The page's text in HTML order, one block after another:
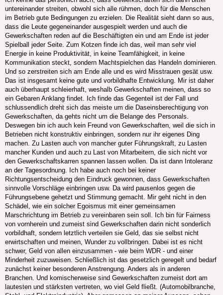
untereinander streiten, obwohl sich alle rühmen, doch für die Menschen
im Betrieb gute Bedingungen zu erzielen. Die Realität sieht dann so aus,
dass die Leute gegeneinander ausgespielt werden und auch die
Gewerkschaften reden auf die Beschäftigten ein und am Ende ist jeder
Spielball jeder Seite. Zum Kotzen finde ich das, weil man sehr viel
Energie in keine Produktivität, in keine Teamfähigkeit, in keine
Kommunikation steckt, sondern Machtspielchen das Handeln dominieren.
Und so zerstreiten sich am Ende alle und es wird Misstrauen gesät usw.
Das ist insgesamt keine gute und vorbildhafte Entwicklung. Mir ist daher
auch überhaupt schleierhaft, weshalb Gewerkschaften meinen, dass so
ein Gebaren Anklang findet. Ich finde das Gegenteil ist der Fall und
schlussendlich dreht sich das meiste um die Daseinsberechtigung von
Gewerkschaften, da gehts nicht um die Belange des Personals.
Deswegen bin ich auch kein Freund von Gewerkschaften, weil die sich in
Betrieben nicht konstruktiv einbringen, sondern nur ihr eigenes Ding
machen. Zu Lasten auch von mancher guter Führungskraft, zu Lasten
mancher Kunden und auch zu Last von Mitarbeitern, die sich nicht vor
den Gewerkschaftskarren spannen lassen wollen. Da ist dann Intoleranz
an der Tagesordnung. Ich habe auch noch bei keiner
Richtungsentscheidung den Eindruck gewonnen, dass Gewerkschaften
sinnvolle Vorschläge einbringen usw. Da wird pausenlos gegen die
Führungsebene gehetzt und Stimmung gemacht. Mir geht nicht in den
Schädel, wie ein solcher Egoismus mit einer gemeinsamen
Marschrichtung im Betrieb zu vereinbaren sein soll. Ich bin für Fairness
von vornherein und zumeist sind Gewerkschaften darin nicht sonderlich
vorbildhaft, sondern letztlich verteilen sie Geld, das sie selbst nicht
erwirtschaften und meinen, Wunder zu vollbringen. Dabei ist es nicht
schwer, Geld von allen einzusammen - wie beim WDR - und einer
Minderheit zuzuweisen. Schließlich ist das gesetzlich geregelt und bedarf
zunächst keiner besonderen Anstrengung. Anders als in anderen
Branchen. Und komischerweise sind Gewerkschaften zumeist dort am
lautesten und stärksten vertreten, wo viel Geld fließt. (Automobilbranche,